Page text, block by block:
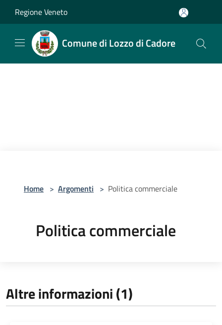
Regione Veneto
Comune di Lozzo di Cadore
Home > Argomenti > Politica commerciale
Politica commerciale
Altre informazioni (1)